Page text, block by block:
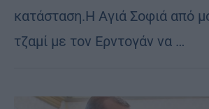
κατάσταση.Η Αγιά Σοφιά από
τζαμί με τον Ερντογάν να …